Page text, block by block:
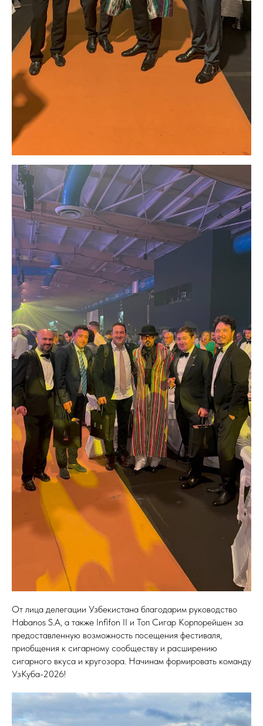
От лица делегации Узбекистана благодарим руководство
Habanos S.A, а также Infifon II и Топ Сигар Корпорейшен за
предоставленную возможность посещения фестиваля,
приобщения к сигарному сообществу и расширению
сигарного вкуса и кругозора. Начинам формировать команду
УзКуба-2026!